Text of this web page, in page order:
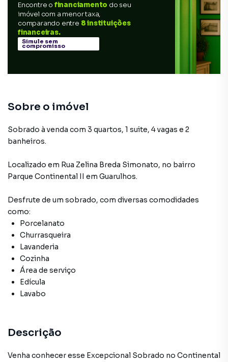
Área de serviço
Edícula
Encontre o financiamento do seu
imóvel com a menor taxa,
comparando entre 8 instituições
financeiras.
Simule sem
compromisso
Sobre o imóvel
Sobrado à venda com 3 quartos, 1 suite, 4 vagas e 2
banheiros.
Localizado em Rua Zelina Breda Simonato, no bairro
Parque Continental II em Guarulhos.
Desfrute de um sobrado, com diversas comodidades
como:
Porcelanato
Churrasqueira
Lavanderia
Cozinha
Área de serviço
Edícula
Lavabo
Descrição
Venha conhecer esse Excepcional Sobrado no Continental